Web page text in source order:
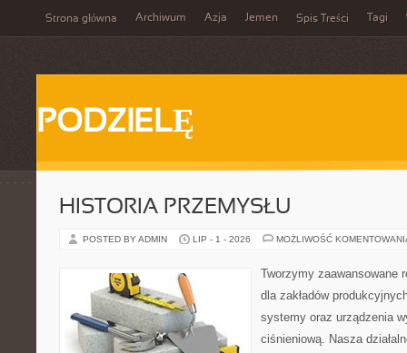
Strona główna Archiwum Azja Jemen Spis Treści Tagi
PODZIELĘ
HISTORIA PRZEMYSŁU
POSTED BY ADMIN LIP - 1 - 2026 MOŻLIWOŚĆ
Tworzymy zaawansowane
dla zakładów
systemy oraz urządzenia
ciśnieniową. Nasza